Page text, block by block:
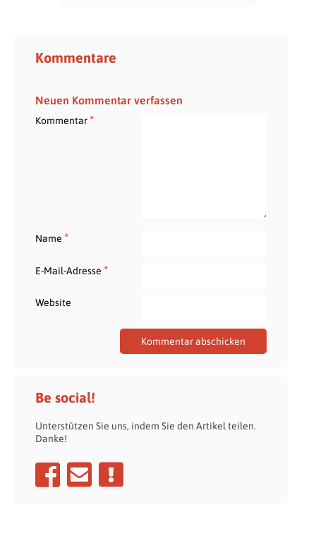
Kommentare
Neuen Kommentar verfassen
Kommentar*
Name *
E-Mail-Adresse *
Website
Be social!
Unterstützen Sie uns, indem Sie den Artikel teilen.
Danke!